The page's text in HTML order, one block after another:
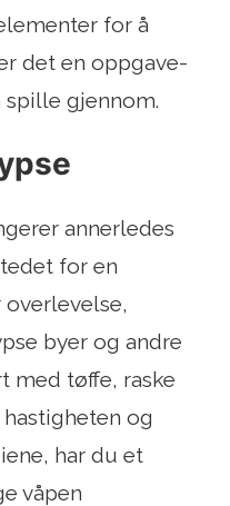
for å
det en oppgave-
gjennom.
annerledes
for en
byer og andre
med tøffe, raske
og
har du et
våpen